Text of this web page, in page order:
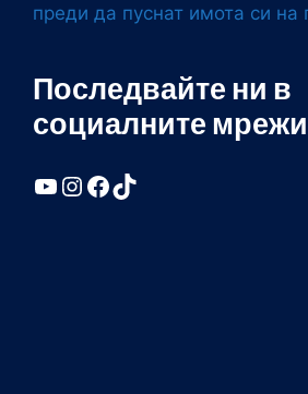
преди да пуснат имота си на
Последвайте ни в
социалните мрежи
YouTube
Instagram
Facebook
TikTok